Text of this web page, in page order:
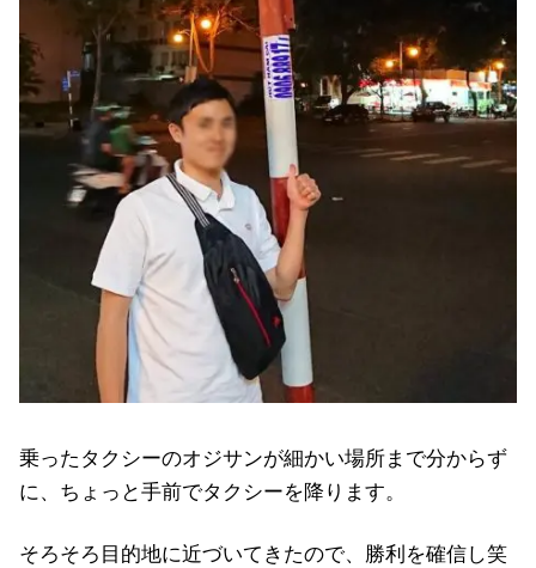
乗ったタクシーのオジサンが細かい場所まで分からず
に、ちょっと手前でタクシーを降ります。
そろそろ目的地に近づいてきたので、勝利を確信し笑